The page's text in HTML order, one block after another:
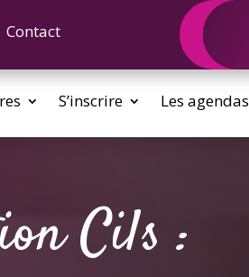
Contact
S’inscrire Les agendas
Cils :